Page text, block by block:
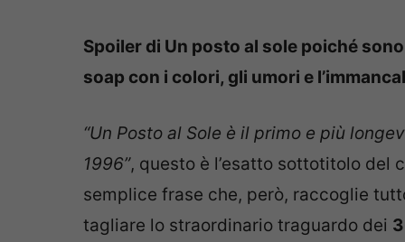
Spoiler di Un posto al sole poiché
soap con i colori, gli umori e
“Un Posto al Sole è il primo e più
1996”, questo è l’esatto sottotitolo del
semplice frase che, però, raccoglie
tagliare lo straordinario traguardo dei